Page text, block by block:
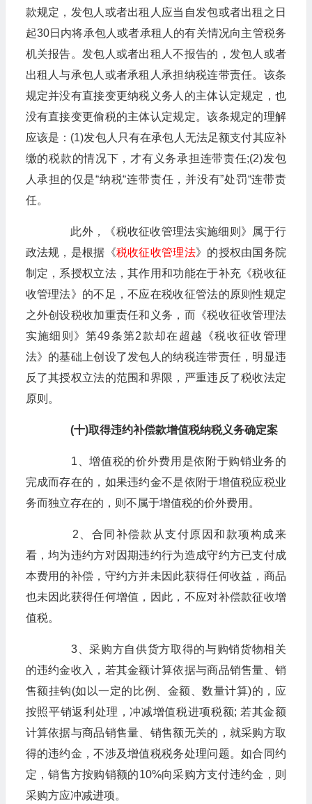
款规定，发包人或者出租人应当自发包或者出租之日
起30日内将承包人或者承租人的有关情况向主管税务
机关报告。发包人或者出租人不报告的，发包人或者
出租人与承包人或者承租人承担纳税连带责任。该条
规定并没有直接变更纳税义务人的主体认定规定，也
没有直接变更偷税的主体认定规定。该条规定的理解
应该是：(1)发包人只有在承包人无法足额支付其应补
缴的税款的情况下，才有义务承担连带责任;(2)发包
人承担的仅是“纳税“连带责任，并没有”处罚“连带责
任。
此外，《税收征收管理法实施细则》属于行
政法规，是根据《税收征收管理法》的授权由国务院
制定，系授权立法，其作用和功能在于补充《税收征
收管理法》的不足，不应在税收征管法的原则性规定
之外创设税收加重责任和义务，而《税收征收管理法
实施细则》第49条第2款却在超越《税收征收管理
法》的基础上创设了发包人的纳税连带责任，明显违
反了其授权立法的范围和界限，严重违反了税收法定
原则。
(十)取得违约补偿款增值税纳税义务确定案
1、增值税的价外费用是依附于购销业务的
完成而存在的，如果违约金不是依附于增值税应税业
务而独立存在的，则不属于增值税的价外费用。
2、合同补偿款从支付原因和款项构成来
看，均为违约方对因期违约行为造成守约方已支付成
本费用的补偿，守约方并未因此获得任何收益，商品
也未因此获得任何增值，因此，不应对补偿款征收增
值税。
3、采购方自供货方取得的与购销货物相关
的违约金收入，若其金额计算依据与商品销售量、销
售额挂钩(如以一定的比例、金额、数量计算)的，应
按照平销返利处理，冲减增值税进项税额; 若其金额
计算依据与商品销售量、销售额无关的，就采购方取
得的违约金，不涉及增值税税务处理问题。如合同约
定，销售方按购销额的10%向采购方支付违约金，则
采购方应冲减进项。